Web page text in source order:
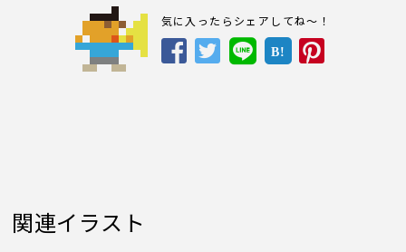
気に入ったらシェアしてね～！
B!
関連イラスト